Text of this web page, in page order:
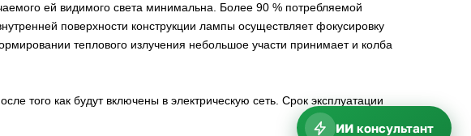
ей видимого света минимальна. Более 90 % потребляемой
поверхности конструкции лампы осуществляет фокусировку
теплового излучения небольшое участи принимает и колба
того как будут включены в электрическую сеть. Срок эксплуатации
ИИ консультант